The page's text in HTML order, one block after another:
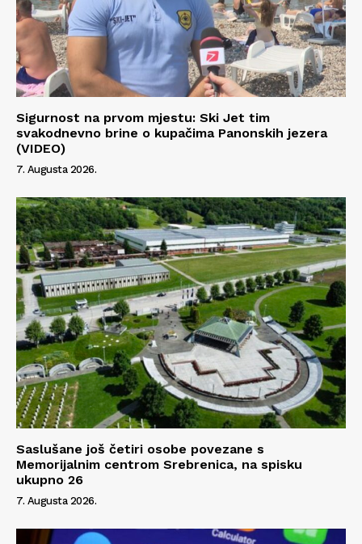
Info
O nama
Kontakt
Impressum
Sigurnost na prvom mjestu: Ski Jet tim
svakodnevno brine o kupačima Panonskih jezera
(VIDEO)
7. Augusta 2026.
Saslušane još četiri osobe povezane s
Memorijalnim centrom Srebrenica, na spisku
ukupno 26
7. Augusta 2026.